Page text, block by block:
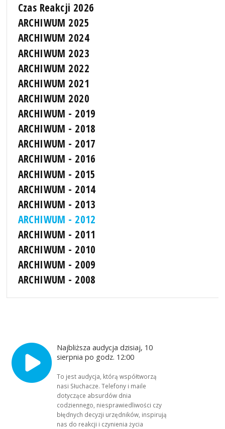
Czas Reakcji 2026
ARCHIWUM 2025
ARCHIWUM 2024
ARCHIWUM 2023
ARCHIWUM 2022
ARCHIWUM 2021
ARCHIWUM 2020
ARCHIWUM - 2019
ARCHIWUM - 2018
ARCHIWUM - 2017
ARCHIWUM - 2016
ARCHIWUM - 2015
ARCHIWUM - 2014
ARCHIWUM - 2013
ARCHIWUM - 2012
ARCHIWUM - 2011
ARCHIWUM - 2010
ARCHIWUM - 2009
ARCHIWUM - 2008
Najbliższa audycja dzisiaj, 10
sierpnia po godz. 12:00
To jest audycja, którą współtworzą
nasi Słuchacze. Telefony i maile
dotyczące absurdów dnia
codziennego, niesprawiedliwości czy
błędnych decyzji urzędników, inspirują
nas do reakcji i czynienia życia